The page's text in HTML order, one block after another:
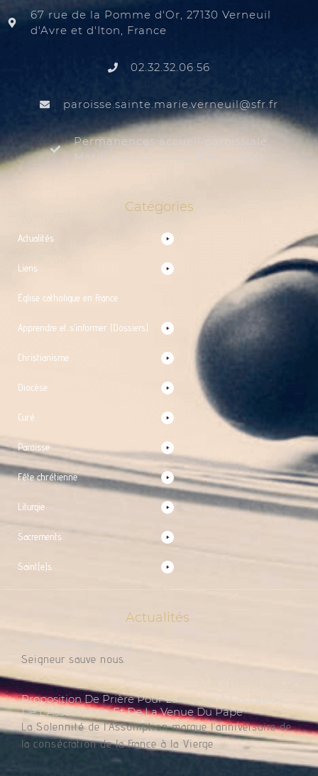
67 rue de la Pomme d'Or, 27130 Verneuil
d'Avre et d'Iton, France
02.32.32.06.56
rf.rfs
@liuenrev.eiram.etnias.essiorap
Permanences accueil paroissiale
Mardi au samedi de 9:30 à 12:00
Catégories
Actualités
Liens
Église catholique en France
Apprendre et s’informer (Dossiers)
Christianisme
Diocèse
Curé
Paroisse
Fête chrétienne
Liturgie
Sacrements
Saint(e)s
Actualités
PU Dimanche 9 Août
Seigneur sauve nous.
Proposition De Prière Pour La France À L’occasion
De L’Assomption Et De La Venue Du Pape
La Solennité de l’Assomption marque l’anniversaire de
la consécration de la France à la Vierge